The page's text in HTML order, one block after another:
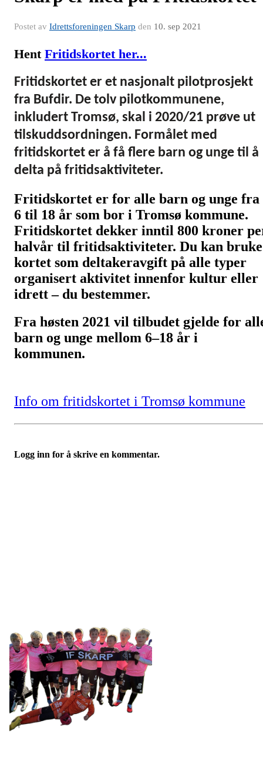
Postet av Idrettsforeningen Skarp den 10. sep 2021
Hent Fritidskortet her...
Fritidskortet er et nasjonalt pilotprosjekt
fra Bufdir. De tolv pilotkommunene,
inkludert Tromsø, skal i 2020/21 prøve ut
tilskuddsordningen. Formålet med
fritidskortet er å få flere barn og unge til å
delta på fritidsaktiviteter.
Fritidskortet er for alle barn og unge fra
6 til 18 år som bor i Tromsø kommune.
Fritidskortet dekker inntil 800 kroner
halvår til fritidsaktiviteter. Du kan bruke
kortet som deltakeravgift på alle typer
organisert aktivitet innenfor kultur eller
idrett – du bestemmer.
Fra høsten 2021 vil tilbudet gjelde for
barn og unge mellom 6–18 år i
kommunen.
Info om fritidskortet i Tromsø kommune
Logg inn for å skrive en kommentar.